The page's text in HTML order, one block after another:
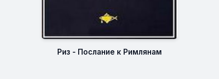
Риз - Послание к Римлянам